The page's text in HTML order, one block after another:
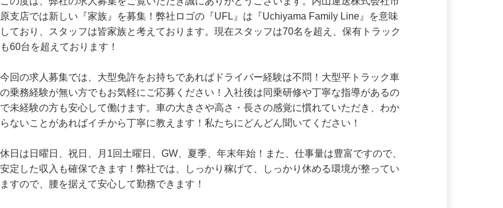
未経験からでもOK！他業種からの応募も大歓迎！仕事量豊富な安定企業で一緒に働こう！
この度は、弊社の求人募集をご覧いただき誠にありがとうございます。内山運送株式会社市
原支店では新しい『家族』を募集！弊社ロゴの『UFL』は『Uchiyama Family Line』を意味
も60台を超えております！
今回の求人募集では、大型免許をお持ちであればドライバー経験は不問！大型平トラック車
の乗務経験が無い方でもお気軽にご応募ください！入社後は同乗研修や丁寧な指導があるの
らないことがあればイチから丁寧に教えます！私たちにどんどん聞いてください！
休日は日曜日、祝日、月1回土曜日、GW、夏季、年末年始！また、仕事量は豊富ですので、